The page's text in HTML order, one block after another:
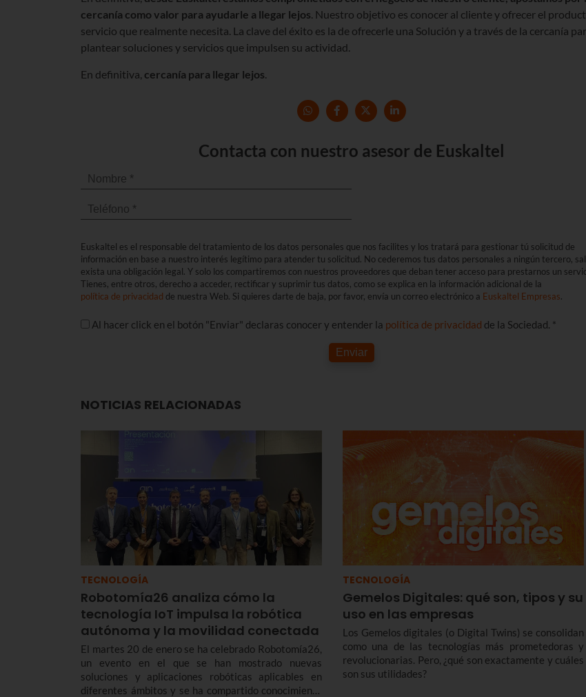
cercanía como valor para ayudarle a llegar lejos . Nuestro objetivo es conocer al cliente y ofrecer el
servicio que realmente necesita. La clave del éxito es la de ofrecerle una Solución y a través de la cercanía
plantear soluciones y servicios que impulsen su actividad.
En definitiva, cercanía para llegar lejos
Contacta con nuestro asesor de Euskaltel
Euskaltel es el responsable del tratamiento de los datos personales que nos facilites y los tratará para gestionar tú solicitud de
información en base a nuestro interés legítimo para atender tu solicitud. No cederemos tus datos personales a ningún tercero,
exista una obligación legal. Y solo los compartiremos con nuestros proveedores que deban tener acceso para prestarnos un
Tienes, entre otros, derecho a acceder, rectificar y suprimir tus datos, como se explica en la información adicional de la
política de privacidad de nuestra Web. Si quieres darte de baja, por favor, envía un correo electrónico a Euskaltel Empresas.
Al hacer click en el botón "Enviar" declaras conocer y entender la política de privacidad de la Sociedad. *
Enviar
NOTICIAS RELACIONADAS
TECNOLOGÍA
Robotomía26 analiza cómo la
tecnología IoT impulsa la robótica
autónoma y la movilidad conectada
El martes 20 de enero se ha celebrado Robotomía26,
un evento en el que se han mostrado nuevas
soluciones y aplicaciones robóticas aplicables en
diferentes ámbitos y se ha compartido conocimiento
TECNOLOGÍA
Gemelos Digitales: qué son, tipos y su
uso en las empresas
Los Gemelos digitales (o Digital Twins) se consolidan
como una de las tecnologías más prometedoras y
revolucionarias. Pero, ¿qué son exactamente y cuáles
son sus utilidades?